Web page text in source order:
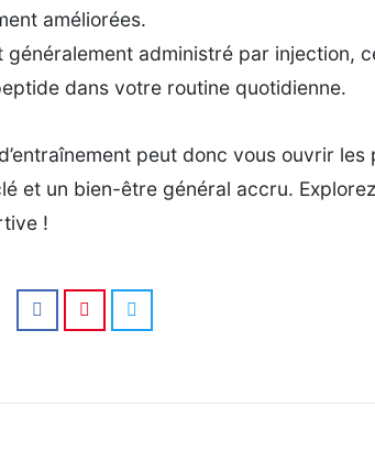
améliorées.
généralement administré par injection,
dans votre routine quotidienne.
peut donc vous ouvrir les
et un bien-être général accru.
!